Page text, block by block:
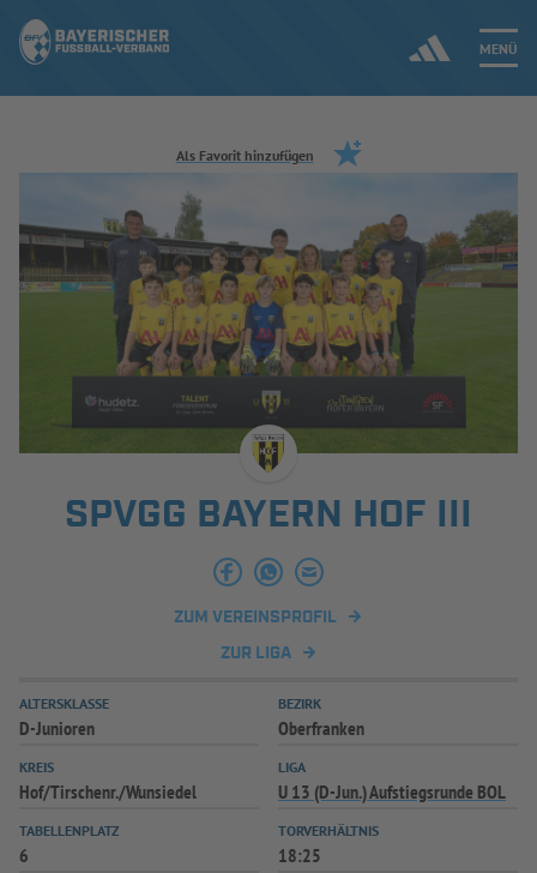
MENÜ
Jetzt einloggen
ERGEBNISSE & WETTBEWERBE
NEUIGKEITEN
SPIELBETRIEB & VERBANDSLEBEN
AUSBILDUNG & FÖRDERUNG
INFOTHEK SPIELPLUS
Als Favorit hinzufügen
SPVGG BAYERN HOF III
ZUM VEREINSPROFIL
ZUR LIGA
ALTERSKLASSE
D-Junioren
BEZIRK
Oberfranken
KREIS
Hof/Tirschenr./Wunsiedel
LIGA
U 13 (D-Jun.) Aufstiegsrunde BOL
TABELLENPLATZ
6
TORVERHÄLTNIS
18:25